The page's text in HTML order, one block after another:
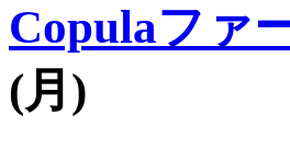
Copulaファ
(月)